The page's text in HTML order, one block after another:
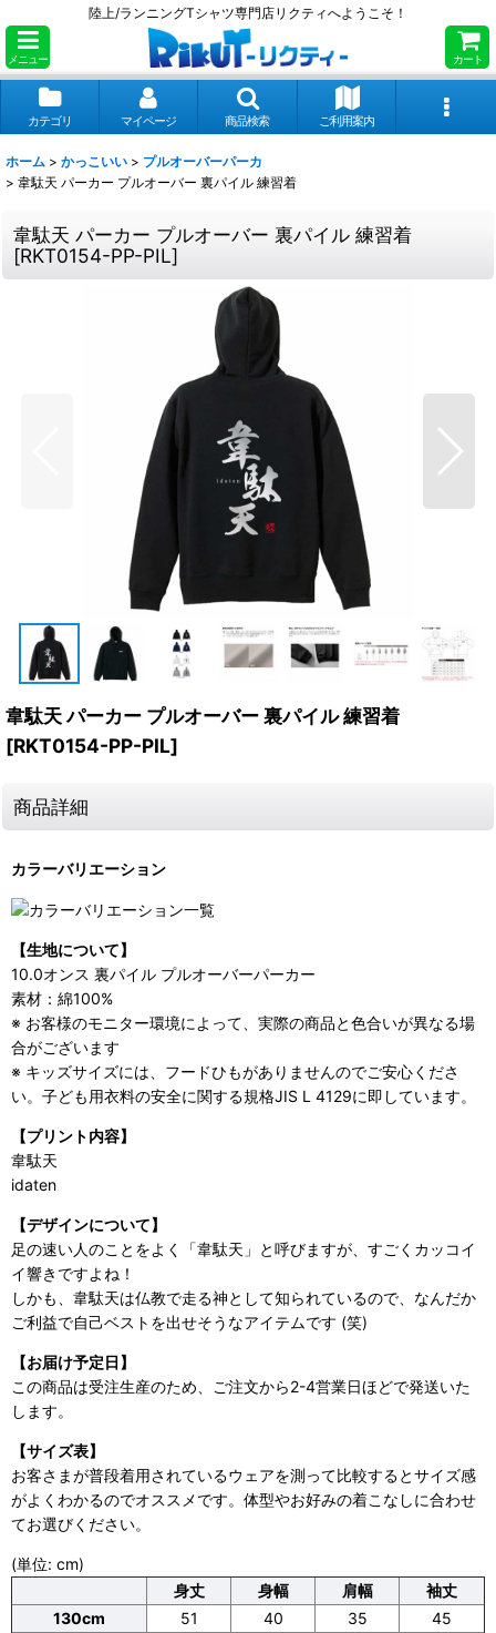
陸上/ランニングTシャツ専門店リクティへようこそ！
メニュー カート
カテゴリ マイページ 商品検索 ご利用案内
ホーム > かっこいい > プルオーバーパーカ
> 韋駄天 パーカー プルオーバー 裏パイル 練習着
韋駄天 パーカー プルオーバー 裏パイル 練習着
[RKT0154-PP-PIL]
韋駄天 パーカー プルオーバー 裏パイル 練習着
[RKT0154-PP-PIL]
商品詳細
カラーバリエーション
【生地について】
10.0オンス 裏パイル プルオーバーパーカー
素材：綿100%
※ お客様のモニター環境によって、実際の商品と色合いが異なる場
合がございます
※ キッズサイズには、フードひもがありませんのでご安心くださ
い。子ども用衣料の安全に関する規格JIS L 4129に即しています。
【プリント内容】
韋駄天
idaten
【デザインについて】
足の速い人のことをよく「韋駄天」と呼びますが、すごくカッコイ
イ響きですよね！
しかも、韋駄天は仏教で走る神として知られているので、なんだか
ご利益で自己ベストを出せそうなアイテムです (笑)
【お届け予定日】
この商品は受注生産のため、ご注文から2-4営業日ほどで発送いた
します。
【サイズ表】
お客さまが普段着用されているウェアを測って比較するとサイズ感
がよくわかるのでオススメです。体型やお好みの着こなしに合わせ
てお選びください。
(単位: cm)
身丈
身幅 肩幅
袖丈
130cm
51 40 35
45